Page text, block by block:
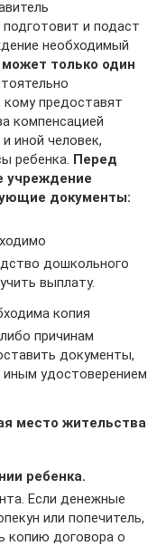
и подаст
необходимый
только один
предоставят
компенсацией
иной человек,
ребенка. Перед
учреждение
документы:
дошкольного
выплату.
копия
причинам
документы,
иным удостоверением
место жительства
ребенка.
Если денежные
или попечитель,
копию договора о